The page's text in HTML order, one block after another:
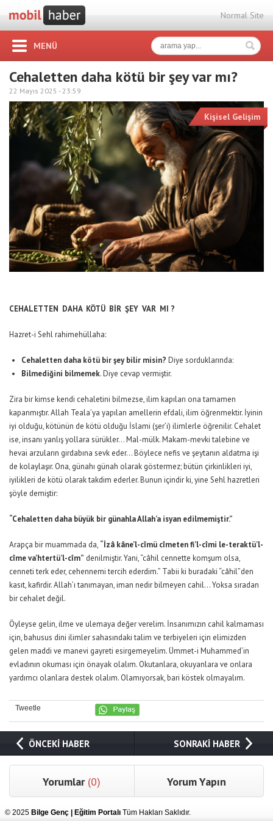
Normal Site
MENÜ
Cehaletten daha kötü bir şey var mı?
22 Mayıs 2025 -23:59
Kişisel Gelişim
CEHALETTEN DAHA KÖTÜ BİR ŞEY VAR MI ?
Hazret-i Sehl rahimehüllaha:
Cehaletten daha kötü bir şey bilir misin? Diye sorduklarında:
Bilmediğini bilmemek. Diye cevap vermiştir.
Zira bir kimse kendi cehaletini bilmezse, ilim kapıları ona tamamen
kapanmıştır. Allah Teala’ya yapılan amellerin efdali, ilim öğrenmektir. İyinin
iyi olduğu, kötünün de kötü olduğu İslami (şer’i) ilimlerle öğrenilir. Cehalet
ise, insanı yanlış yollara sürükler… Mal-mülk. Makam-mevki talebine ve
hevai arzuların girdabına sevk eder… Böylece nefis ve şeytanın aldatma işi
de kolaylaşır. Ona, günahı günah olarak göstermez; bütün çirkinlikleri iyi,
iyilikleri de kötü olarak takdim ederler. Bunun içindir ki, yine Sehl hazretleri
şöyle demiştir:
“Cehaletten daha büyük bir günahla Allah’a isyan edilmemiştir.”
Arapça bir muammada da, “İzâ kâne’l-cîmü cîmeten fi’l-cîmi le-teraktü’l-
cîme va’htertü’l-cîm” denilmiştir. Yani, “câhil cennette komşum olsa,
cenneti terk eder, cehennemi tercih ederdim.” Tabii ki buradaki “câhil”den
kasıt, kafirdir. Allah’ı tanımayan, iman nedir bilmeyen cahil… Yoksa sıradan
bir cehalet değil.
Öyleyse gelin, ilme ve ulemaya değer verelim. İnsanımızın cahil kalmaması
için, bahusus dini ilimler sahasındaki talim ve terbiyeleri için elimizden
gelen maddi ve manevi gayreti esirgemeyelim. Ümmet-i Muhammed’in
evladının okuması için önayak olalım. Okutanlara, okuyanlara ve onlara
yardımcı olanlara destek olalım. Olamıyorsak, bari köstek olmayalım.
Tweetle
ÖNCEKİ HABER SONRAKİ HABER
Yorumlar (0) Yorum Yapın
© 2025 Bilge Genç | Eğitim Portalı Tüm Hakları Saklıdır.